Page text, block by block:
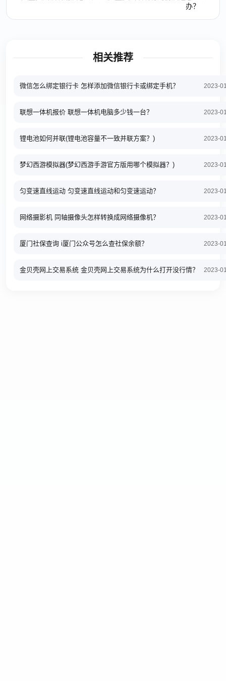
办？
相关推荐
微信怎么绑定银行卡 怎样添加微信银行卡或绑定手机？ 2023-
联想一体机报价 联想一体机电脑多少钱一台？ 2023-
锂电池如何并联(锂电池容量不一致并联方案？) 2023-
梦幻西游模拟器(梦幻西游手游官方版用哪个模拟器？) 2023-
匀变速直线运动 匀变速直线运动和匀变速运动？ 2023-
网络摄影机 同轴摄像头怎样转换成网络摄像机？ 2023-
厦门社保查询 i厦门公众号怎么查社保余额？ 2023-
金贝壳网上交易系统 金贝壳网上交易系统为什么打开没行情？ 2023-